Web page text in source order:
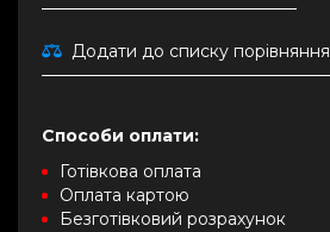
Додати до списку порівняння
Способи оплати:
Готівкова оплата
Оплата картою
Безготівковий розрахунок